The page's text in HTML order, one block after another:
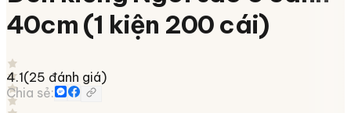
40cm (1 kiện 200 cái)
4.1(25 đánh giá)
Chia sẻ: